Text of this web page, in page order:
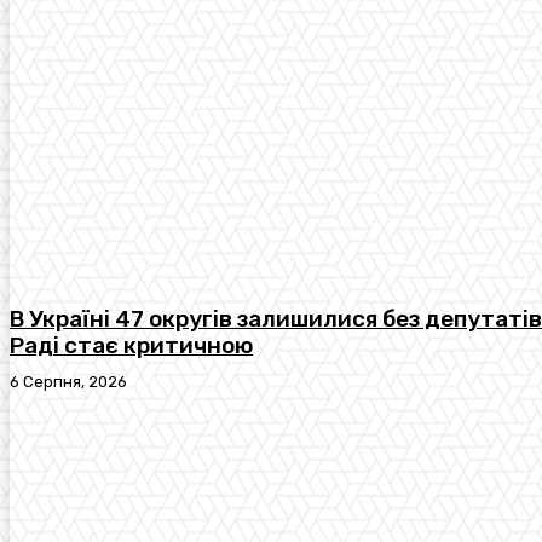
В Україні 47 округів залишилися без
Раді стає критичною
6 Серпня, 2026